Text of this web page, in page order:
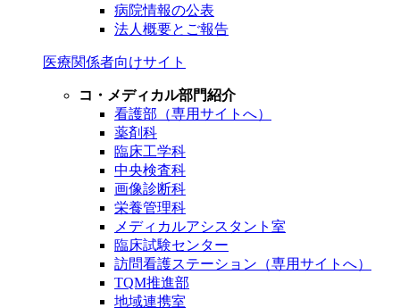
病院情報の公表
法人概要とご報告
医療関係者向けサイト
コ・メディカル部門紹介
看護部（専用サイトへ）
薬剤科
臨床工学科
中央検査科
画像診断科
栄養管理科
メディカルアシスタント室
臨床試験センター
訪問看護ステーション（専用サイトへ）
TQM推進部
地域連携室